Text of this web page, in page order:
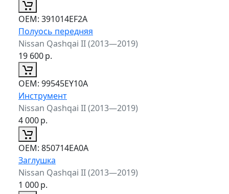
ОЕМ: 391014EF2A
Полуось передняя
Nissan Qashqai II (2013—2019)
19 600р.
ОЕМ: 99545EY10A
Инструмент
Nissan Qashqai II (2013—2019)
4 000р.
ОЕМ: 850714EA0A
Заглушка
Nissan Qashqai II (2013—2019)
1 000р.